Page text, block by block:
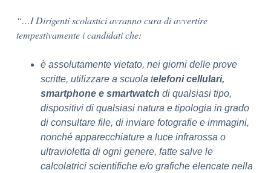
“…I Dirigenti scolastici avranno cura di avvertire
tempestivamente i candidati che:
è assolutamente vietato, nei giorni delle prove
scritte, utilizzare a scuola telefoni cellulari,
smartphone e smartwatch di qualsiasi tipo,
dispositivi di qualsiasi natura e tipologia in grado
di consultare file, di inviare fotografie e immagini,
nonché apparecchiature a luce infrarossa o
ultravioletta di ogni genere, fatte salve le
calcolatrici scientifiche e/o grafiche elencate nella